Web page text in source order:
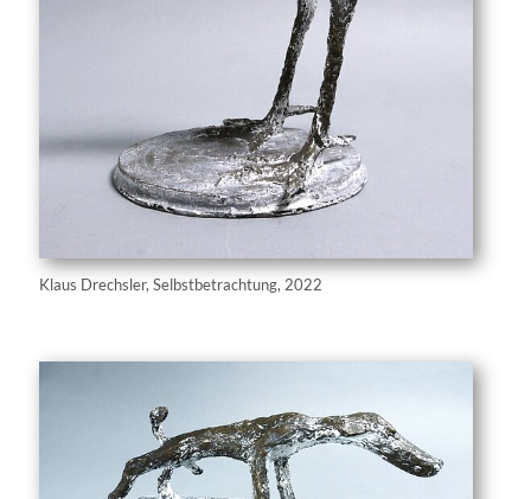
Klaus Drechsler, Selbstbetrachtung, 2022